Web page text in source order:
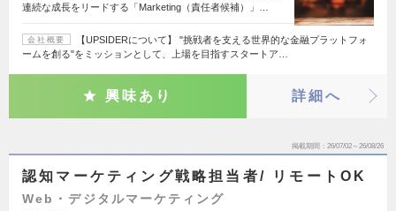
連続な成長をリードする「Marketing（責任者候補）」…
会社概要
【UPSIDERについて】 "挑戦者を支える世界的な金融プラットフォ
ームを創る"をミッションとして、上場を目指すスタートア…
興味あり 詳細へ
掲載期間 26/07/02～26/08/26
認知マーケティング戦略担当者/ リモートOK
Web・デジタルマーケティング